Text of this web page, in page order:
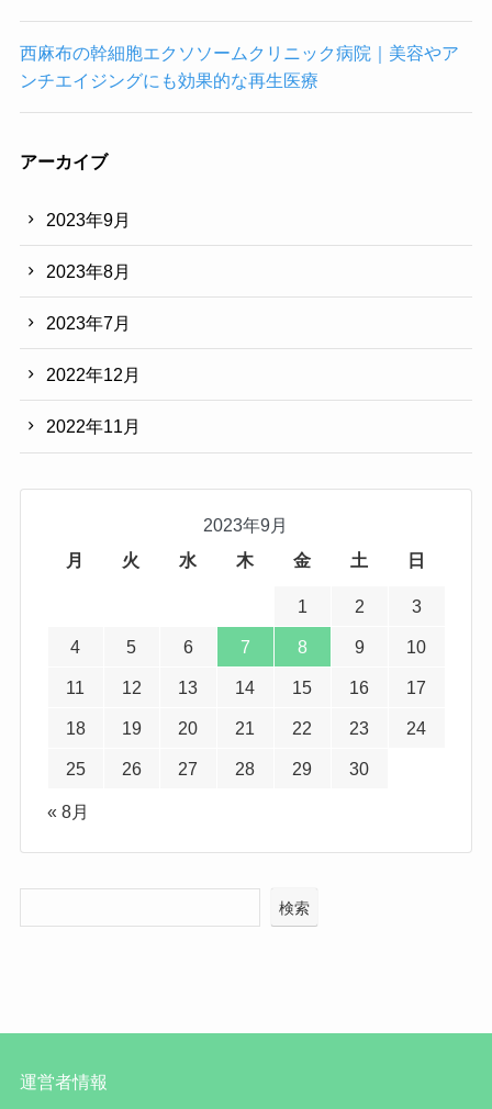
所
一
覧
道
県
西麻布の幹細胞エクソソームクリニック病院｜美容やア
ンチエイジングにも効果的な再生医療
アーカイブ
2023年9月
2023年8月
2023年7月
2022年12月
2022年11月
2023年9月
月
火 水 木 金 土 日
1 2 3
4 5 6 7 8 9 10
11 12 13 14 15 16 17
18 19 20 21 22 23 24
25 26 27 28 29 30
« 8月
検索
運営者情報